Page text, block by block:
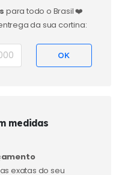
para todo o Brasil ❤️
da sua cortina:
medidas
exatas do seu